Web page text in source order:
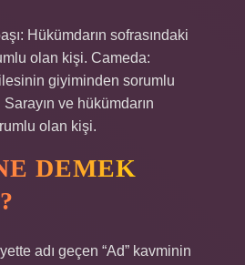
Hükümdarın sofrasındaki
olan kişi. Cameda:
giyiminden sorumlu
ve hükümdarın
olan kişi.
DEMEK
adı geçen “Ad” kavminin